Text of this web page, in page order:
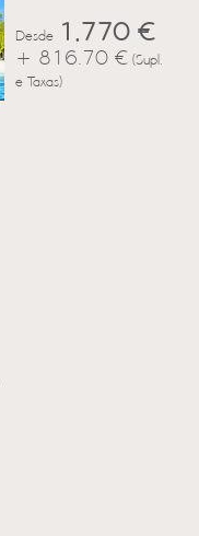
Desde 1,770 €
+ 816.70 € (Supl.
e Taxas)